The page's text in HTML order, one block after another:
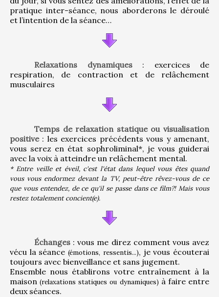
pratique inter-séance, nous aborderons le déroulé
et l’intention de la séance…
Relaxations dynamiques : exercices de
respiration, de contraction et de relâchement
musculaires
Temps de relaxation statique ou visualisation
positive : les exercices précédents vous y amenant,
vous serez en état sophroliminal*, je vous guiderai
avec la voix à atteindre un relâchement mental.
* Entre veille et éveil, c'est l'état dans lequel vous êtes quand
vous vous endormez devant la TV, peut-être rêvez-vous de ce
que vous entendez, de ce qu'il se passe dans ce film?! Mais vous
restez totalement concient(e).
Échanges : vous me direz comment vous avez
vécu la séance (émotions, ressentis...), je vous écouterai
toujours avec bienveillance et sans jugement.
Ensemble nous établirons votre entraînement à la
maison (relaxations statiques ou dynamiques) à faire entre
deux séances.